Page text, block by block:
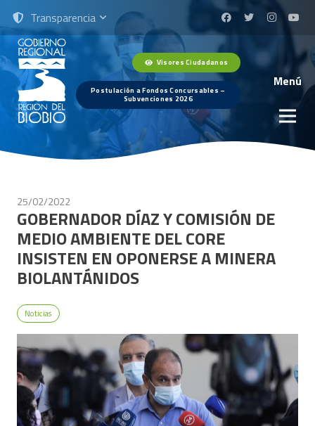
Transparencia
Visores Ciudadanos
Postulación a Fondos Concursables –
Subvenciones 2026
Menú
25/02/2022
GOBERNADOR DÍAZ Y COMISIÓN DE
MEDIO AMBIENTE DEL CORE
INSISTEN EN OPONERSE A MINERA
BIOLANTÁNIDOS
Noticias